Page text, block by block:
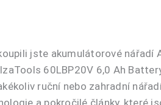
jste akumulátorové nářadí
60LBP20V 6,0 Ah
ruční nebo zahradní
a pokročilé články, které